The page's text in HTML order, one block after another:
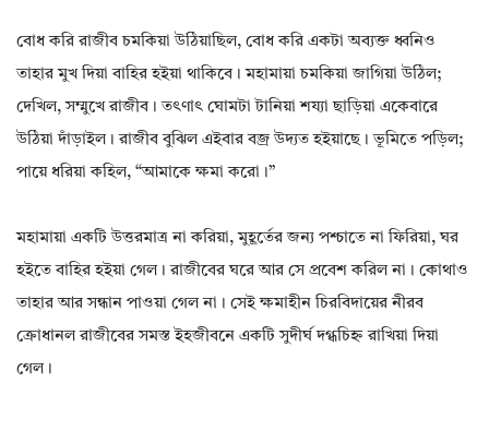
বোধ করি রাজীব চমকিয়া উঠিয়াছিল, বোধ করি একটা অব্যক্ত ধ্বনিও
তাহার মুখ দিয়া বাহির হইয়া থাকিবে। মহামায়া চমকিয়া জাগিয়া উঠিল;
দেখিল, সম্মুখে রাজীব। তৎণাৎ ঘোমটা টানিয়া শয্যা ছাড়িয়া একেবারে
উঠিয়া দাঁড়াইল। রাজীব বুঝিল এইবার বজ্র উদ্যত হইয়াছে। ভূমিতে পড়িল;
পায়ে ধরিয়া কহিল, “আমাকে ক্ষমা করো।”
মহামায়া একটি উত্তরমাত্র না করিয়া, মুহূর্তের জন্য পশ্চাতে না ফিরিয়া, ঘর
হইতে বাহির হইয়া গেল। রাজীবের ঘরে আর সে প্রবেশ করিল না। কোথাও
তাহার আর সন্ধান পাওয়া গেল না। সেই ক্ষমাহীন চিরবিদায়ের নীরব
ক্রোধানল রাজীবের সমস্ত ইহজীবনে একটি সুদীর্ঘ দগ্ধচিহ্ন রাখিয়া দিয়া
গেল।